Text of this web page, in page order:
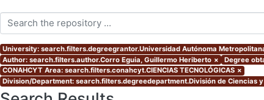
University: search.filters.degreegrantor.Universidad Autónoma
Author: search.filters.author.Corro Eguia, Guillermo Heriberto × Degree
CONAHCYT Area: search.filters.conahcyt.CIENCIAS TECNOLÓGICAS ×
Division/Department: search.filters.degreedepartment.División de Ciencias